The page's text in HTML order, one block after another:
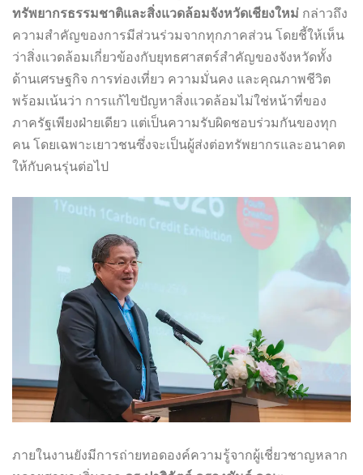
ทรัพยากรธรรมชาติและสิ่งแวดล้อมจังหวัดเชียงใหม่ กล่าวถึง
ความสำคัญของการมีส่วนร่วมจากทุกภาคส่วน โดยชี้ให้เห็น
ว่าสิ่งแวดล้อมเกี่ยวข้องกับยุทธศาสตร์สำคัญของจังหวัดทั้ง
ด้านเศรษฐกิจ การท่องเที่ยว ความมั่นคง และคุณภาพชีวิต
พร้อมเน้นว่า การแก้ไขปัญหาสิ่งแวดล้อมไม่ใช่หน้าที่ของ
ภาครัฐเพียงฝ่ายเดียว แต่เป็นความรับผิดชอบร่วมกันของทุก
คน โดยเฉพาะเยาวชนซึ่งจะเป็นผู้ส่งต่อทรัพยากรและอนาคต
ให้กับคนรุ่นต่อไป
ภายในงานยังมีการถ่ายทอดองค์ความรู้จากผู้เชี่ยวชาญหลาก